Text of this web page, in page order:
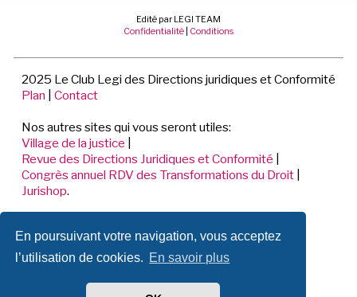
En poursuivant votre navigation, vous acceptez
l’utilisation de cookies. En savoir plus
Edité par LEGI TEAM
Confidentialité Conditions
2025 Le Club Legi des Directions juridiques et Conformité
Plan
Contact
Nos autres sites qui vous seront utiles:
Village de la justice
Revue des Directions Juridiques et Conformité
Congrès annuel RDV des Transformations du Droit
Jurishop.
198 Avenue de Verdun
92441 ISSY LES MOULINEAUX CEDEX